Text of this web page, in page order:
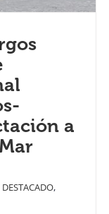
a
DESTACADO,